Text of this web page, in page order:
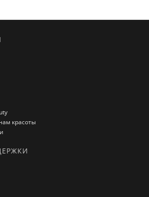
красоты